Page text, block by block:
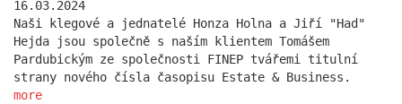
16.03.2024
Naši klegové a jednatelé Honza Holna a Jiří "Had"
Hejda jsou společně s naším klientem Tomášem
Pardubickým ze společnosti FINEP tvářemi titulní
strany nového čísla časopisu Estate & Business.
more